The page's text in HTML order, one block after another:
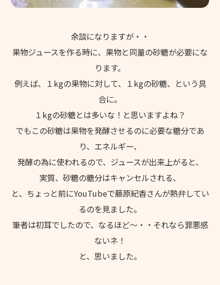
余談になりますが・・
果物ジュースを作る時に、果物と同量の砂糖が必要にな
ります。
例えば、１kgの果物に対して、１kgの砂糖、という具
合に。
１kgの砂糖とは多いな！と思いますよね？
でもこの砂糖は果物を発酵させるのに必要な糖分であ
り、エネルギー、
発酵の為に使われるので、ジュースが出来上がると、
実質、砂糖の糖分はキャンセルされる、
と、ちょっと前にYouTubeで藤原紀香さんが熱弁してい
るのを見ました。
筆者は初耳でしたので、なるほど～・・それなら罪悪感
ないネ！
と、思いました。